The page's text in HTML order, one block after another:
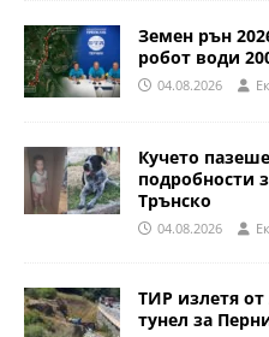
Земен рън
робот води
04.08.2026
Кучето
подробности
Трънско
04.08.2026
ТИР излетя
тунел за